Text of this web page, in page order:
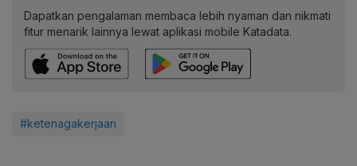
Dapatkan pengalaman membaca lebih nyaman dan nikmati
fitur menarik lainnya lewat aplikasi mobile Katadata.
#ketenagakerjaan